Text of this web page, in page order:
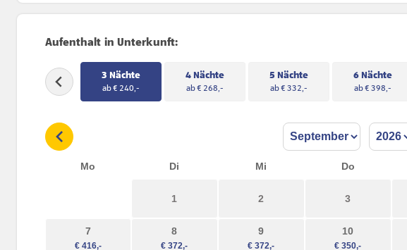
Aufenthalt in Unterkunft:
3 Nächte
ab € 240,-
4 Nächte
ab € 268,-
5 Nächte
ab € 332,-
6 Nächte
ab € 398,-
Mo Di Mi Do
1 2 3
7 8 9 10